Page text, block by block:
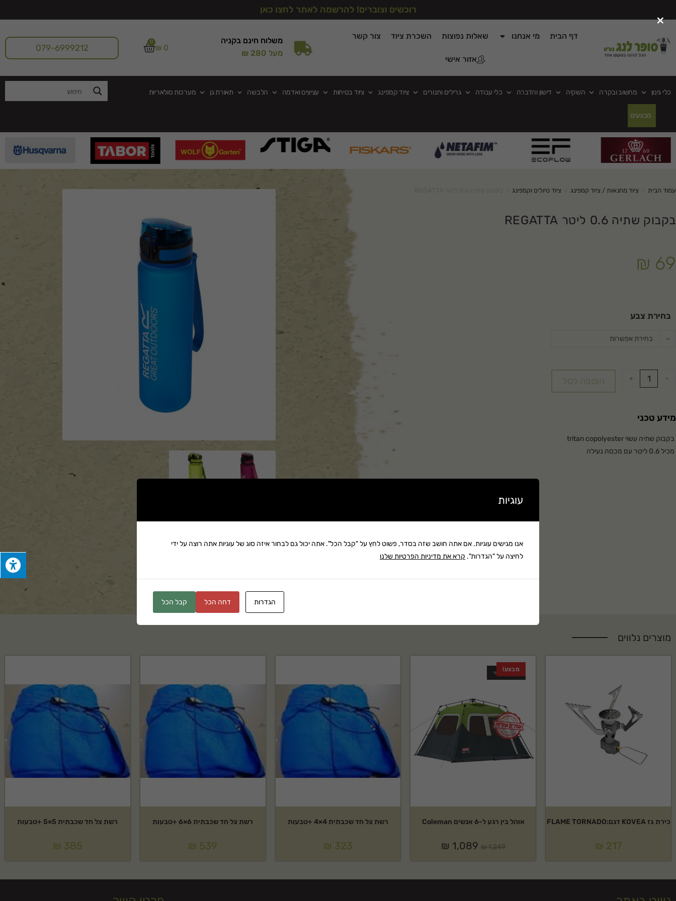
רוכשים וצוברים! להרשמה לאתר לחצו כאן
דף הבית מי אנחנו שאלות נפוצות השכרת ציוד צור קשר
אזור אישי
משלוח חינם בקניה
מעל 280 ₪
₪0
0
079-6999212
כלי גינון מחשוב ובקרה השקיה דישון והדברה כלי עבודה גרילים ותנורים ציוד קמפינג ציוד בטיחות עציצים ואדמה הלבשה תאורת גן מערכות סולאריות
מבצעים
עמוד הבית ציוד מחנאות / ציוד קמפינג ציוד טיולים וקמפינג
בקבוק שתיה 0.6 ליטר REGATTA
₪ 69
בחירת צבע
בחירת אפשרות
-
+ הוספה לסל
מידע טכני
בקבוק שתיה עשוי tritan copolyester
מכיל 0.6 ליטר עם מכסה נעילה
שתף:
משלוח: 25 ₪
זמן אספקה:עד 8 ימי עסקים
מוצרים נלווים
כירת גז KOVEA דגם:FLAME TORNADO
₪ 217
חסר במלאי
מבצע!
אוהל בין רגע ל-6 אנשים Coleman
₪1,249
₪ 1,089
רשת צל חד שכבתית 4×4 +טבעות
₪ 323
רשת צל חד שכבתית 6×6 +טבעות
₪ 539
רשת צל חד שכבתית 5×5 +טבעות
₪ 385
×
עוגיות
אנו מגישים עוגיות. אם אתה חושב שזה בסדר, פשוט לחץ על "קבל הכל". אתה יכול גם לבחור איזה סוג של עוגיות אתה רוצה על ידי
לחיצה על "הגדרות". קרא את מדיניות הפרטיות שלנו
הגדרות דחה הכל קבל הכל